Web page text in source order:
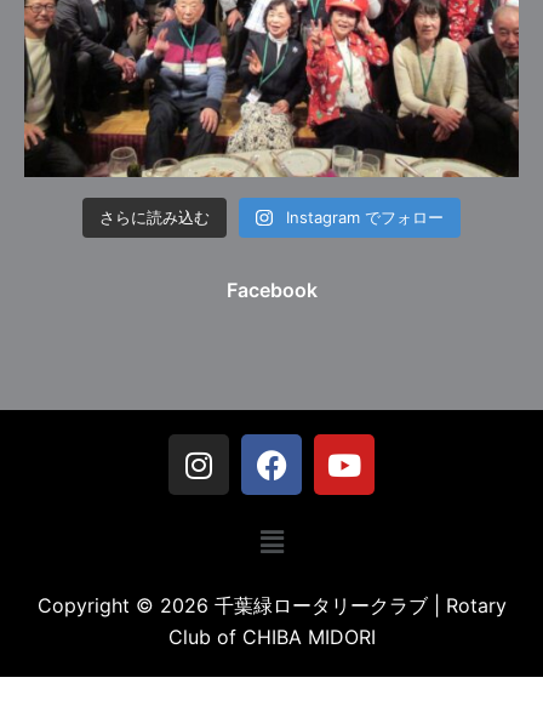
さらに読み込む Instagram でフォロー
Facebook
Copyright © 2026 千葉緑ロータリークラブ | Rotary
Club of CHIBA MIDORI